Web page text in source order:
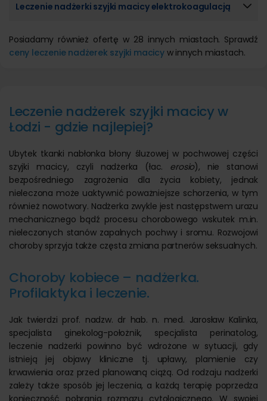
Leczenie nadżerki szyjki macicy elektrokoagulacją
Posiadamy również ofertę w 28 innych miastach. Sprawdź
ceny leczenie nadżerek szyjki macicyw innych miastach.
Leczenie nadżerek szyjki macicy w
Łodzi - gdzie najlepiej?
Ubytek tkanki nabłonka błony śluzowej w pochwowej części
szyjki macicy, czyli nadżerka (łac. erosio), nie stanowi
bezpośredniego zagrożenia dla życia kobiety, jednak
nieleczona może uaktywnić poważniejsze schorzenia, w tym
również nowotwory. Nadżerka zwykle jest następstwem urazu
mechanicznego bądź procesu chorobowego wskutek m.in.
nieleczonych stanów zapalnych pochwy i sromu. Rozwojowi
choroby sprzyja także częsta zmiana partnerów seksualnych.
Choroby kobiece – nadżerka.
Profilaktyka i leczenie.
Jak twierdzi prof. nadzw. dr hab. n. med. Jarosław Kalinka,
specjalista ginekolog-położnik, specjalista perinatolog,
leczenie nadżerki powinno być wdrożone w sytuacji, gdy
istnieją jej objawy kliniczne tj. upławy, plamienie czy
krwawienia oraz przed planowaną ciążą. Od rodzaju nadżerki
zależy także sposób jej leczenia, a każdą terapię poprzedza
konieczność pobrania rozmazu cytologicznego. W swojej